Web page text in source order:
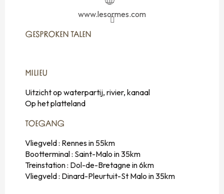
www.lesormes.com
GESPROKEN TALEN
GESPROKEN TALEN
MILIEU
MILIEU
Uitzicht op waterpartij, rivier, kanaal
Op het platteland
TOEGANG
TOEGANG
Vliegveld : Rennes in 55km
Bootterminal : Saint-Malo in 35km
Treinstation : Dol-de-Bretagne in 6km
Vliegveld : Dinard-Pleurtuit-St Malo in 35km